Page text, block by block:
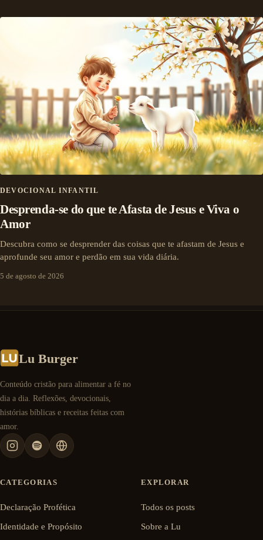
DEVOCIONAL INFANTIL
Desprenda-se do que te Afasta de Jesus e Viva o
Amor
Descubra como se desprender das coisas que te afastam de Jesus e
aprofunde seu amor e perdão em sua vida diária.
5 de agosto de 2026
Lu Burger
Conteúdo cristão para alimentar a fé no
dia a dia. Reflexões, devocionais,
histórias bíblicas e receitas feitas com
amor.
CATEGORIAS
Declaração Profética
Identidade e Propósito
EXPLORAR
Todos os posts
Sobre a Lu